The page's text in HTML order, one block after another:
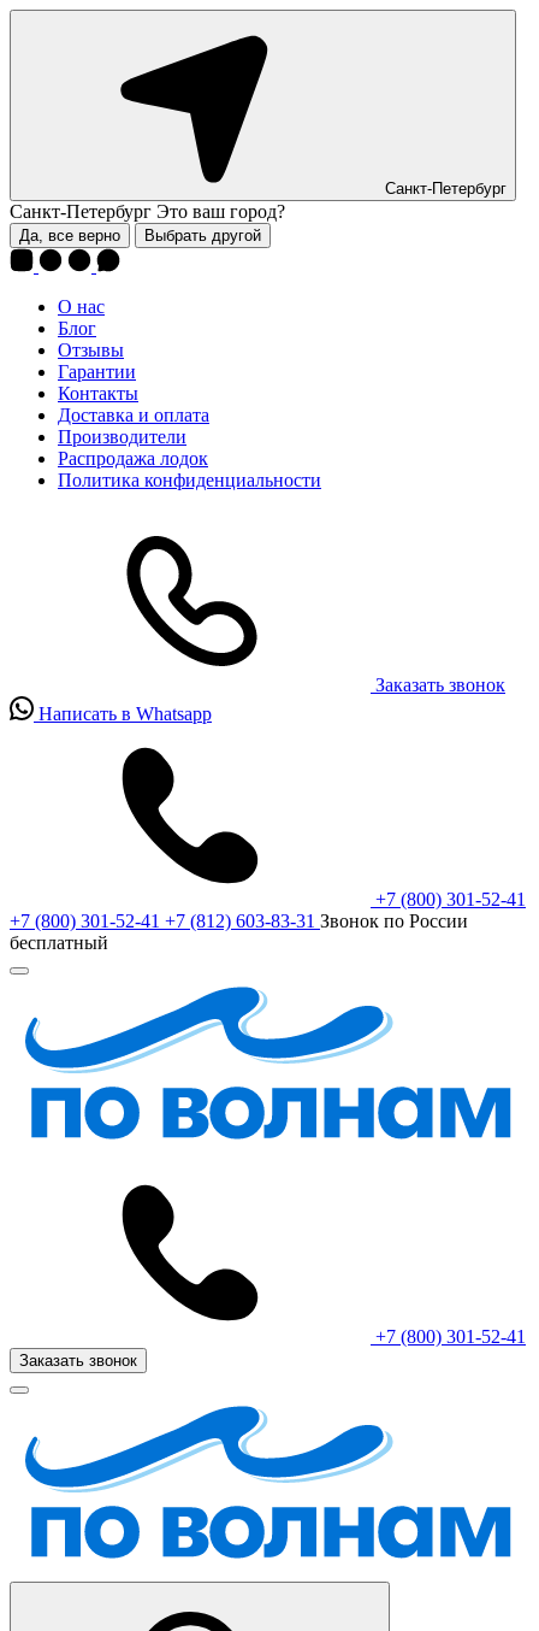
Санкт-Петербург
Санкт-Петербург Это ваш город?
Да, все верно Выбрать другой
О нас
Блог
Отзывы
Гарантии
Контакты
Доставка и оплата
Производители
Распродажа лодок
Политика конфиденциальности
Заказать звонок
Написать в Whatsapp
+7 (800) 301-52-41
+7 (800) 301-52-41 +7 (812) 603-83-31 Звонок по России
бесплатный
+7 (800) 301-52-41
Заказать звонок